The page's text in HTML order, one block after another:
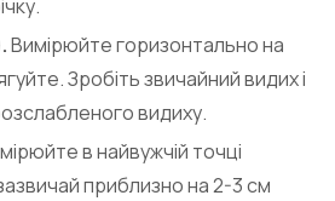
Вимірюйте горизонтально на
Зробіть звичайний видих і
видиху.
в найвужчій точці
приблизно на 2-3 см